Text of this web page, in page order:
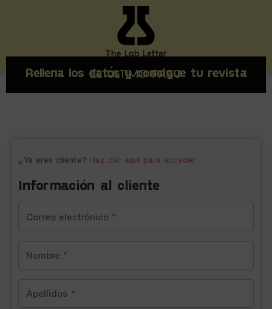
EL ÚLTIMO PASO
Rellena los datos y consigue tu revista
¿Ya eres cliente? Haz clic aquí para acceder
Información al cliente